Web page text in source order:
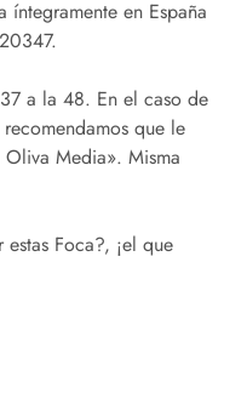
en España
a la 48. En el caso de
que le
Oliva Media». Misma
Foca?, ¡el que